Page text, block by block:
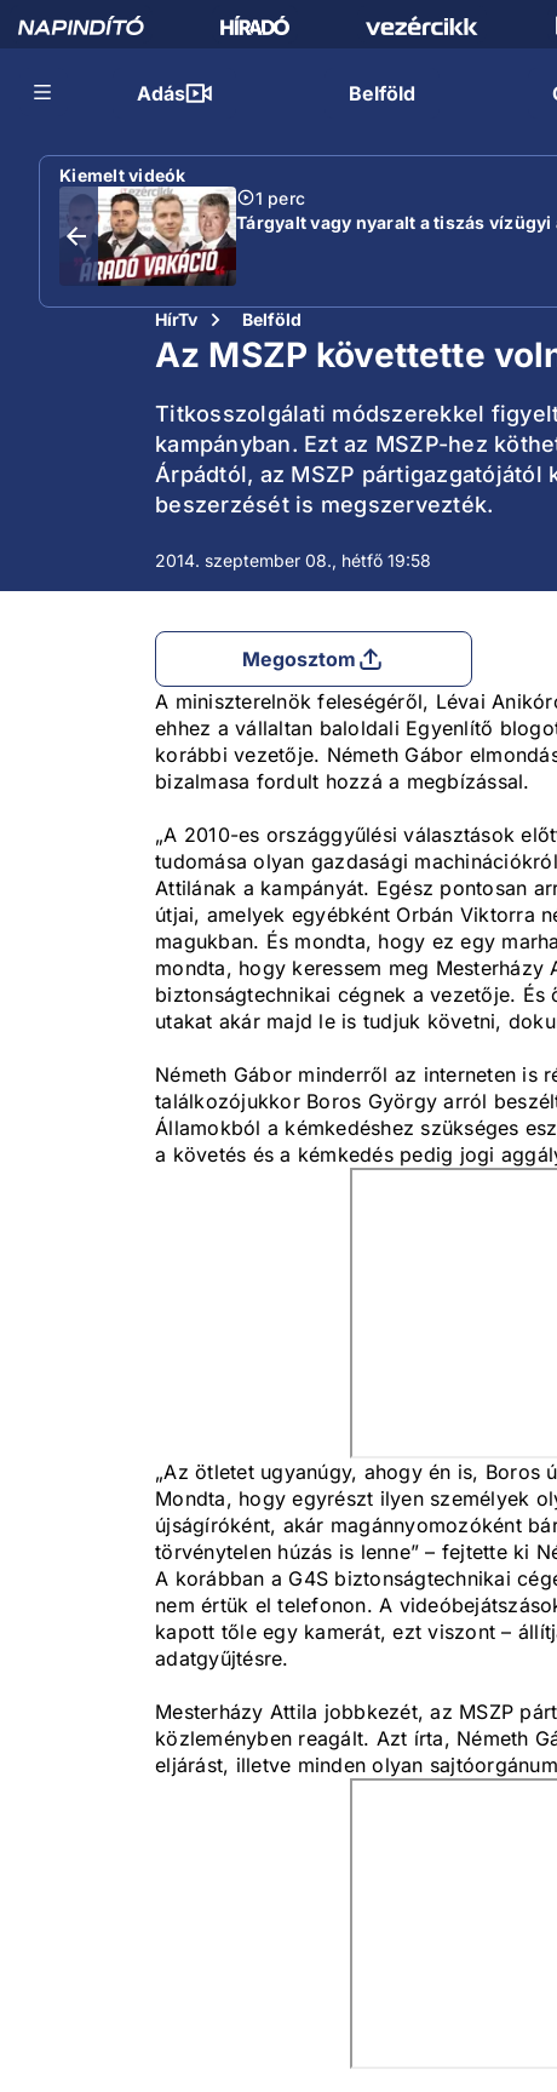
Adás Belföld
Kiemelt videók
1 perc
Tárgyalt vagy nyaralt a tiszás
HírTv Belföld
Az MSZP követtette
Titkosszolgálati módszerekkel
kampányban. Ezt az MSZP-hez
Árpádtól, az MSZP
beszerzését is megszervezték.
2014. szeptember 08., hétfő 19:58
Megosztom
A miniszterelnök feleségéről, Lévai
ehhez a vállaltan baloldali Egyenlítő
korábbi vezetője. Németh Gábor
bizalmasa fordult hozzá a megbízással.
„A 2010-es országgyűlési választások
tudomása olyan gazdasági
Attilának a kampányát. Egész pontosan
útjai, amelyek egyébként Orbán Viktorra
magukban. És mondta, hogy ez egy
mondta, hogy keressem meg
biztonságtechnikai cégnek a vezetője.
utakat akár majd le is tudjuk követni,
Németh Gábor minderről az interneten is
találkozójukkor Boros György arról
Államokból a kémkedéshez szükséges
a követés és a kémkedés pedig jogi
„Az ötletet ugyanúgy, ahogy én is, Boros
Mondta, hogy egyrészt ilyen személyek
újságíróként, akár magánnyomozóként
törvénytelen húzás is lenne” – fejtette ki
A korábban a G4S biztonságtechnikai
nem értük el telefonon. A
kapott tőle egy kamerát, ezt viszont –
adatgyűjtésre.
Mesterházy Attila jobbkezét, az MSZP
közleményben reagált. Azt írta, Németh
eljárást, illetve minden olyan